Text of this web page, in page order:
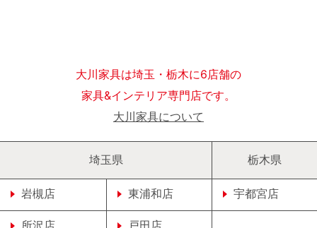
大川家具は埼玉・栃木に6店舗の
家具&インテリア専門店です。
大川家具について
埼玉県
岩槻店 東浦和店
所沢店 戸田店
栃木県
宇都宮店